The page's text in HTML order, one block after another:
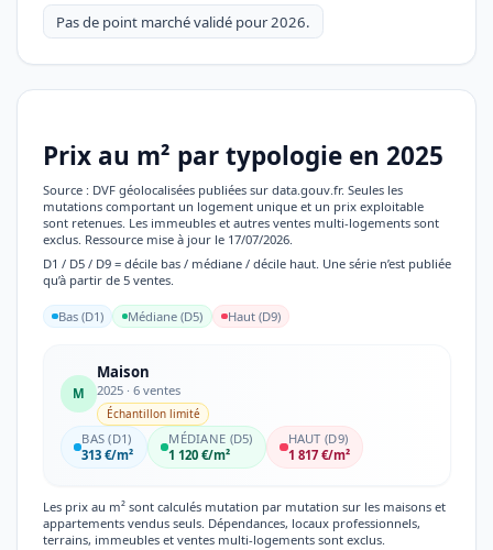
Pas de point marché validé pour 2026.
Prix au m² par typologie en 2025
Source : DVF géolocalisées publiées sur data.gouv.fr. Seules les
mutations comportant un logement unique et un prix exploitable
sont retenues. Les immeubles et autres ventes multi-logements sont
exclus. Ressource mise à jour le 17/07/2026.
D1 / D5 / D9 = décile bas / médiane / décile haut. Une série n’est publiée
qu’à partir de 5 ventes.
Bas (D1) Médiane (D5) Haut (D9)
M
Maison
2025 · 6 ventes
Échantillon limité
BAS (D1)
313 €/m²
MÉDIANE (D5)
1 120 €/m²
HAUT (D9)
1 817 €/m²
Les prix au m² sont calculés mutation par mutation sur les maisons et
appartements vendus seuls. Dépendances, locaux professionnels,
terrains, immeubles et ventes multi-logements sont exclus.